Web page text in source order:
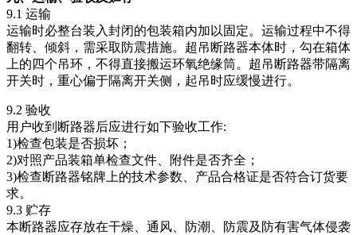
9.1 运输
运输时必整台装入封闭的包装箱内加以固定。运输过程中不得
翻转、倾斜，需采取防震措施。超吊断路器本体时，勾在箱体
上的四个吊环，不得直接搬运环氧绝缘筒。超吊断路器带隔离
开关时，重心偏于隔离开关侧，起吊时应缓慢进行。
9.2 验收
用户收到断路器后应进行如下验收工作:
1)检查包装是否损坏；
2)对照产品装箱单检查文件、附件是否齐全；
3)检查断路器铭牌上的技术参数、产品合格证是否符合订货要
求。
9.3 贮存
本断路器应存放在干燥、通风、防潮、防震及防有害气体侵袭